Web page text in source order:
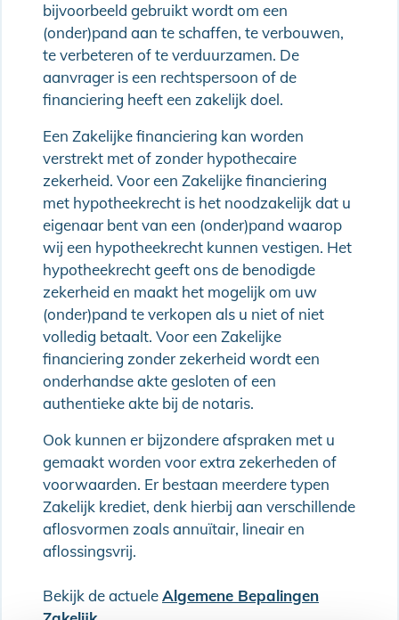
bijvoorbeeld gebruikt wordt om een
(onder)pand aan te schaffen, te verbouwen,
te verbeteren of te verduurzamen. De
aanvrager is een rechtspersoon of de
financiering heeft een zakelijk doel.
Een Zakelijke financiering kan worden
verstrekt met of zonder hypothecaire
zekerheid. Voor een Zakelijke financiering
met hypotheekrecht is het noodzakelijk dat u
eigenaar bent van een (onder)pand waarop
wij een hypotheekrecht kunnen vestigen. Het
hypotheekrecht geeft ons de benodigde
zekerheid en maakt het mogelijk om uw
(onder)pand te verkopen als u niet of niet
volledig betaalt. Voor een Zakelijke
financiering zonder zekerheid wordt een
onderhandse akte gesloten of een
authentieke akte bij de notaris.
Ook kunnen er bijzondere afspraken met u
gemaakt worden voor extra zekerheden of
voorwaarden. Er bestaan meerdere typen
Zakelijk krediet, denk hierbij aan verschillende
aflosvormen zoals annuïtair, lineair en
aflossingsvrij.
Bekijk de actueleAlgemene Bepalingen